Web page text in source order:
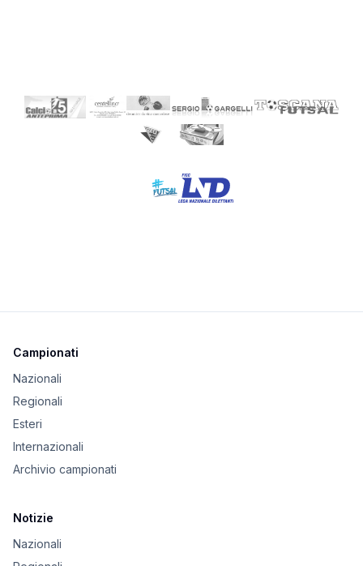
Campionati
Nazionali
Regionali
Esteri
Internazionali
Archivio campionati
Notizie
Nazionali